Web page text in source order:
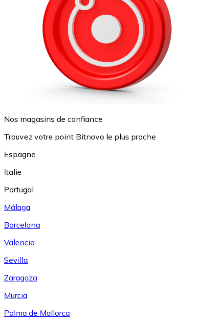
Nos magasins de confiance
Trouvez votre point Bitnovo le plus proche
Espagne
Italie
Portugal
Málaga
Barcelona
Valencia
Sevilla
Zaragoza
Murcia
Palma de Mallorca